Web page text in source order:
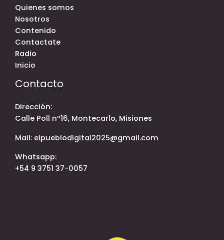
Quienes somos
Nosotros
Contenido
Contactate
Radio
Inicio
Contacto
Dirección:
Calle Poll nº16, Montecarlo, Misiones
Mail: elpueblodigital2025@gmail.com
Whatsapp:
+54 9 3751 37-0057